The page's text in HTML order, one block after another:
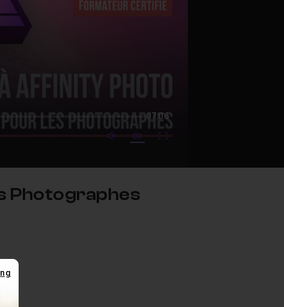
07:06
mute video
SubtitlesFullscreen
Photographes